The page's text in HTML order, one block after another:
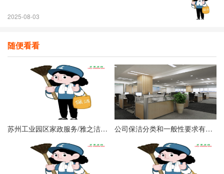
2025-08-03
随便看看
​苏州工业园区家政服务/雅之洁家政服务店 公司保洁分类和一般性要求有哪些？